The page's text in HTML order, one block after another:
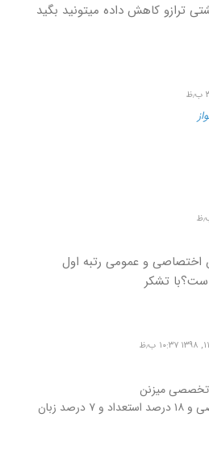
ترازو کاهش داده میتونید بگید
و عمومی رتبه اول
تشکر
من با ۳۴ درصد تخصصی و ۱۸ درصد استعداد و ۷ درصد زبان